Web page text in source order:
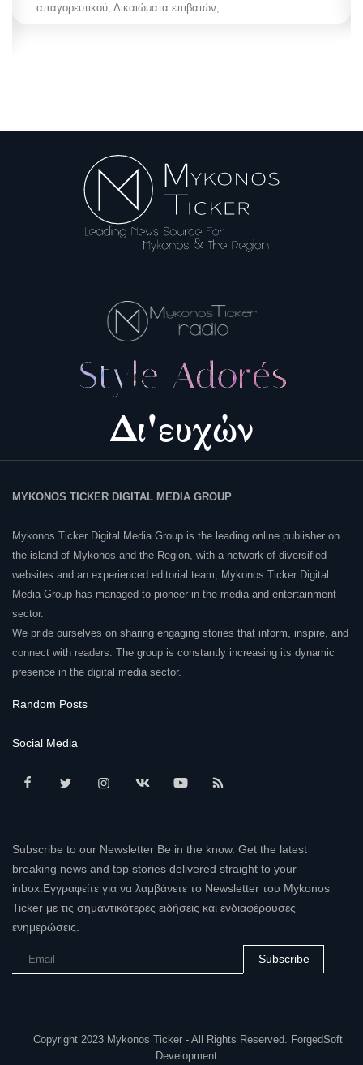
απαγορευτικού; Δικαιώματα επιβατών,...
MYKONOS TICKER DIGITAL MEDIA GROUP
Mykonos Ticker Digital Media Group is the leading online publisher on
the island of Mykonos and the Region, with a network of diversified
websites and an experienced editorial team, Mykonos Ticker Digital
Media Group has managed to pioneer in the media and entertainment
sector.
We pride ourselves on sharing engaging stories that inform, inspire, and
connect with readers. The group is constantly increasing its dynamic
presence in the digital media sector.
Random Posts
Social Media
Subscribe to our Newsletter Be in the know. Get the latest
breaking news and top stories delivered straight to your
inbox.Εγγραφείτε για να λαμβάνετε το Newsletter του Mykonos
Ticker με τις σημαντικότερες ειδήσεις και ενδιαφέρουσες
ενημερώσεις.
Subscribe
Copyright 2023 Mykonos Ticker - All Rights Reserved. ForgedSoft
Development.